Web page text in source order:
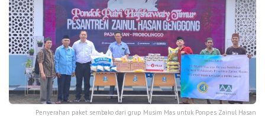
Penyerahan paket sembako dari grup Musim Mas untuk Ponpes Zainul Hasan